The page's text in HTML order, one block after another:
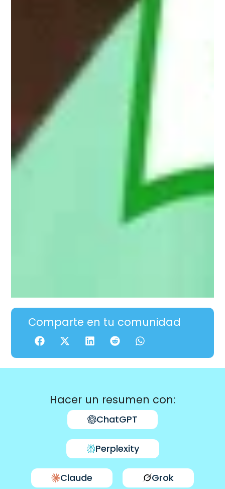
Comparte en tu comunidad
Hacer un resumen con:
ChatGPT
Perplexity
Claude Grok